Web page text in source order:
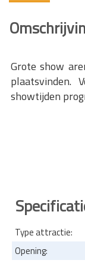
Grote show
plaatsvinden.
showtijden
Type attractie:
Opening: